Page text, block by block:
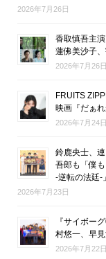
2026年7月26日
香取慎吾主
蓮佛美沙子
2026年7月26日
FRUITS
映画『だぁ
2026年7月24日
鈴鹿央士、
吾郎も「僕
-逆転の法廷-
2026年7月23日
『サイボー
村悠一、早
2026年7月22日